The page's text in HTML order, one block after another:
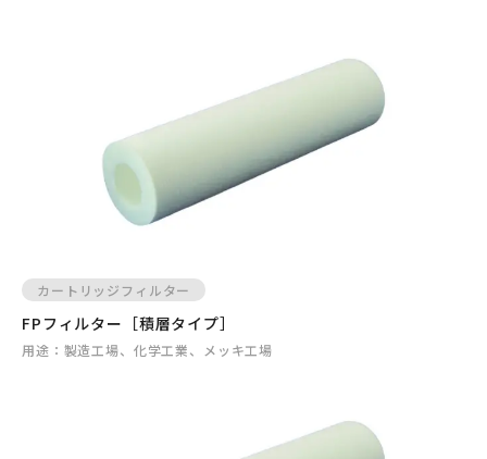
カートリッジフィルター
FPフィルター［積層タイプ］
用途： 製造工場、化学工業、メッキ工場